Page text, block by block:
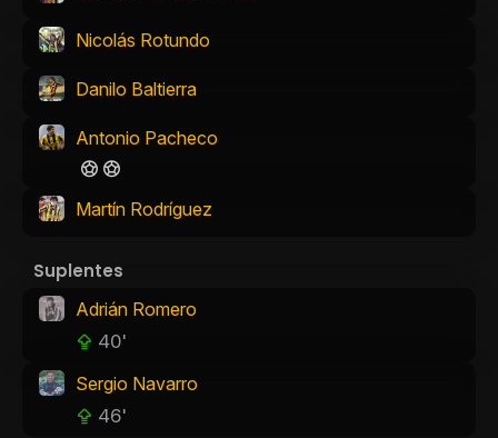
Nicolás Rotundo
Danilo Baltierra
Antonio Pacheco
Martín Rodríguez
Suplentes
Adrián Romero
40'
Sergio Navarro
46'